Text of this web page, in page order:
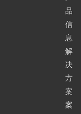
品
信
息
解
决
方
案
案